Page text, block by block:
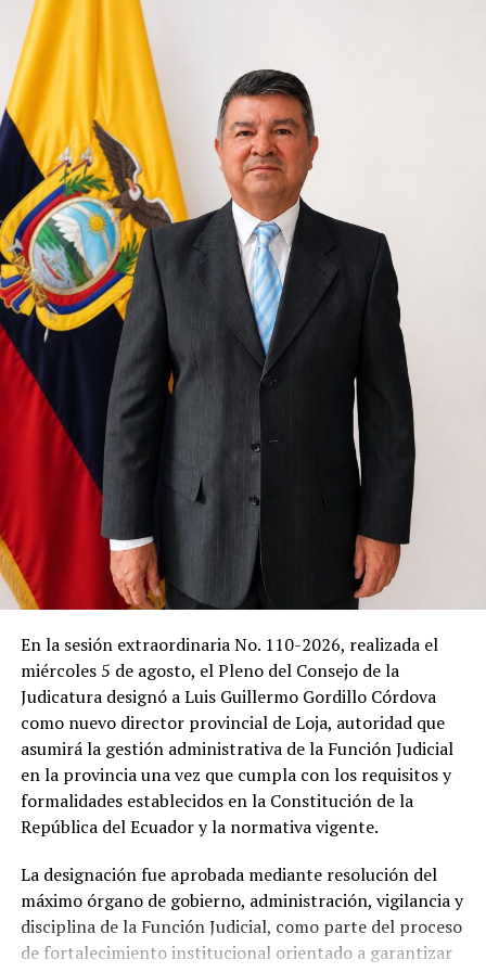
dejaron de escucharse con la misma intensidad.
Pero en el corazón de las familias, la tragedia sigue
ocurriendo.
Porque todavía faltan seis personas por regresar.
El regreso al lugar donde el tiempo
se detuvo
A las cinco de la tarde del martes 4 de agosto, los
habitantes comenzaron a caminar lentamente hacia el
lugar donde hace apenas un mes la montaña descendió
con una fuerza capaz de borrar calles enteras.
Algunos abrazaban a sus hijos con una fuerza distinta,
como quien ha descubierto que la vida puede cambiar en
cuestión de segundos. El viento apenas movía las hojas
de los arboles. Sobre las piedras todavía podían
observarse las cicatrices del deslave.
Allí, en medio del silencio, el padre Telmo Vinicio Girón
inició la eucaristía.
Las primeras palabras apenas lograron romper la
quietud.
Después llegaron las lágrimas.
Porque cuando una comunidad pierde diecinueve vidas
en una sola madrugada, las oraciones dejan de ser un
ritual religioso para convertirse en un acto colectivo de
supervivencia.
Hay nombres que ya descansan. Hay
otros que siguen esperando
En la sesión extraordinaria No. 110-2026, realizada el
miércoles 5 de agosto, el Pleno del Consejo de la
Judicatura designó a Luis Guillermo Gordillo Córdova
como nuevo director provincial de Loja, autoridad que
asumirá la gestión administrativa de la Función Judicial
en la provincia una vez que cumpla con los requisitos y
formalidades establecidos en la Constitución de la
República del Ecuador y la normativa vigente.
La designación fue aprobada mediante resolución del
máximo órgano de gobierno, administración, vigilancia y
disciplina de la Función Judicial, como parte del proceso
de fortalecimiento institucional orientado a garantizar